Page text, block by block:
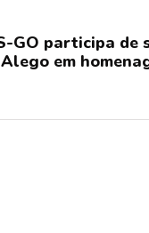
GO participa de
Alego em